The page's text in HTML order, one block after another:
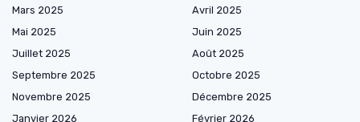
Mars 2025
Avril 2025
Mai 2025
Juin 2025
Juillet 2025
Août 2025
Septembre 2025
Octobre 2025
Novembre 2025
Décembre 2025
Janvier 2026
Février 2026